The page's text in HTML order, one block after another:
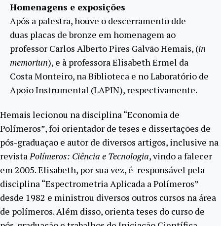
Homenagens e exposições
Após a palestra, houve o descerramento dde
duas placas de bronze em homenagem ao
professor Carlos Alberto Pires Galvão Hemais, (in
memoriun), e à professora Elisabeth Ermel da
Costa Monteiro, na Biblioteca e no Laboratório de
Apoio Instrumental (LAPIN), respectivamente.
Hemais lecionou na disciplina “Economia de
Polímeros”, foi orientador de teses e dissertações de
pós-graduaçao e autor de diversos artigos, inclusive na
revistaPolímeros: Ciência e Tecnologia, vindo a falecer
em 2005. Elisabeth, por sua vez, é responsável pela
disciplina “Espectrometria Aplicada a Polímeros”
desde 1982 e ministrou diversos outros cursos na área
de polímeros. Além disso, orienta teses do curso de